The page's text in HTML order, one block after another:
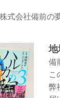
式会社備前の
地
備
こ
弊